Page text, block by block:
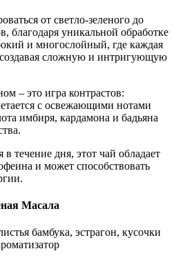
от светло-зеленого до
благодаря уникальной обработке
и многослойный, где каждая
сложную и интригующую
– это игра контрастов:
с освежающими нотами
имбиря, кардамона и бадьяна
течение дня, этот чай обладает
и может способствовать
Масала
бамбука, эстрагон, кусочки